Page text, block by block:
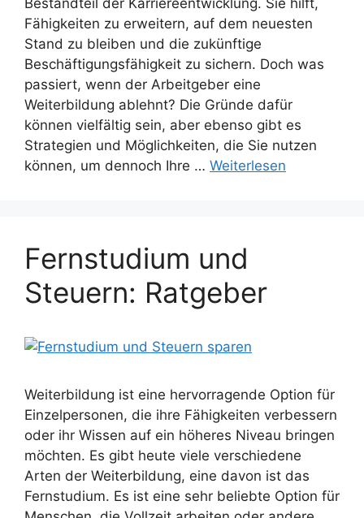
Bestandteil der Karriereentwicklung. Sie hilft,
Fähigkeiten zu erweitern, auf dem neuesten
Stand zu bleiben und die zukünftige
Beschäftigungsfähigkeit zu sichern. Doch was
passiert, wenn der Arbeitgeber eine
Weiterbildung ablehnt? Die Gründe dafür
können vielfältig sein, aber ebenso gibt es
Strategien und Möglichkeiten, die Sie nutzen
können, um dennoch Ihre … Weiterlesen
Fernstudium und
Steuern: Ratgeber
Weiterbildung ist eine hervorragende Option für
Einzelpersonen, die ihre Fähigkeiten verbessern
oder ihr Wissen auf ein höheres Niveau bringen
möchten. Es gibt heute viele verschiedene
Arten der Weiterbildung, eine davon ist das
Fernstudium. Es ist eine sehr beliebte Option für